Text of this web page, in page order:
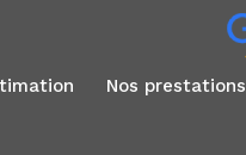
nos prestations